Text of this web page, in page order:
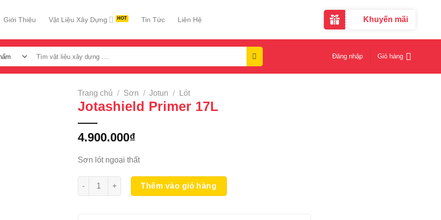
Giới Thiệu Vật Liệu Xây Dựng Tin Tức Liên Hệ Khuyến mãi
kiếm:
Đăng nhập Giỏ hàng
Trang chủ / Sơn / Jotun / Lót
Jotashield Primer 17L
4.900.000₫
Sơn lót ngoại thất
Jotashield Primer 17L số lượng
Thêm vào giỏ hàng